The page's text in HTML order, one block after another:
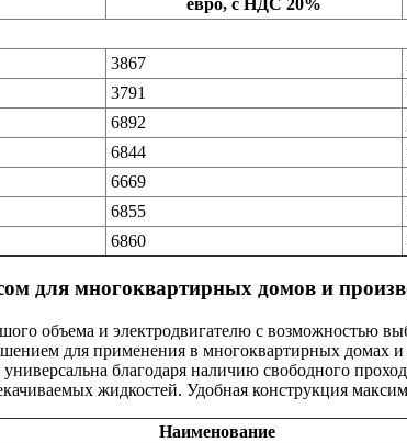
3867
3791
6892
6844
6669
6855
6860
для многоквартирных домов и
объема и электродвигателю с возможностью
для применения в многоквартирных домах
универсальна благодаря наличию свободного
жидкостей. Удобная конструкция
Наименование